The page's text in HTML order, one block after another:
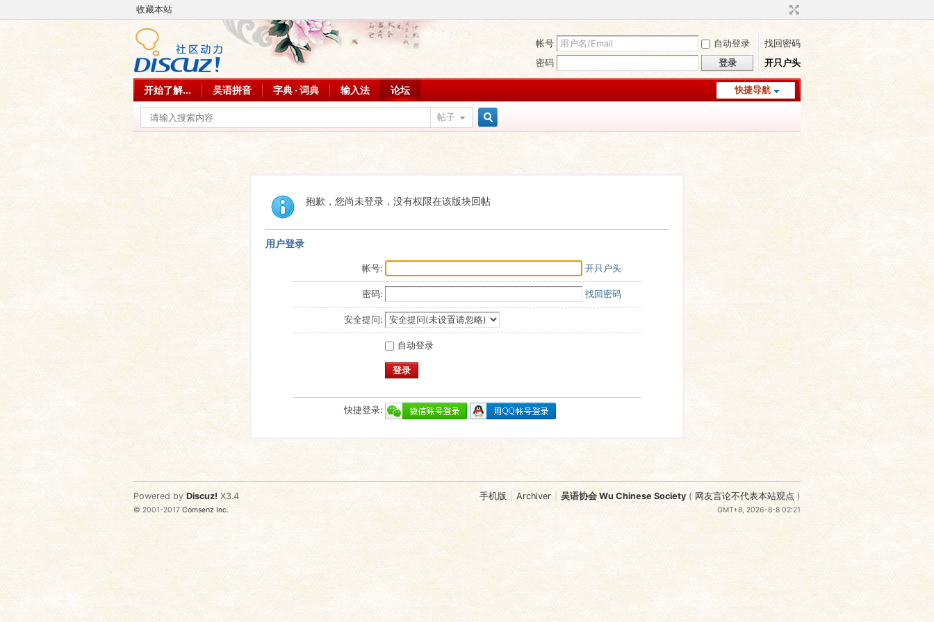
收藏本站
帐号 自动登录
找回密码
密码
登录 开只户头
快捷导航
开始了解... 吴语拼音 字典 · 词典 输入法 论坛
帖子
索
抱歉，您尚未登录，没有权限在该版块回帖
用户登录
帐号: 开只户头
密码: 找回密码
安全提问:
自动登录
登录
快捷登录:
手机版 Archiver 吴语协会 Wu Chinese Society ( 网友言论不代表本站观点 )
GMT+8, 2026-8-8 02:21
Powered by Discuz! X3.4
© 2001-2017Comsenz Inc.